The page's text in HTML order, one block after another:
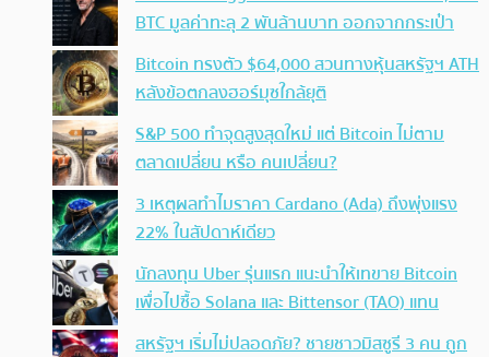
BTC มูลค่าทะลุ 2 พันล้านบาท ออกจากกระเป๋า
Bitcoin ทรงตัว $64,000 สวนทางหุ้นสหรัฐฯ ATH
หลังข้อตกลงฮอร์มุซใกล้ยุติ
S&P 500 ทำจุดสูงสุดใหม่ แต่ Bitcoin ไม่ตาม
ตลาดเปลี่ยน หรือ คนเปลี่ยน?
3 เหตุผลทำไมราคา Cardano (Ada) ถึงพุ่งแรง
22% ในสัปดาห์เดียว
นักลงทุน Uber รุ่นแรก แนะนำให้เทขาย Bitcoin
เพื่อไปซื้อ Solana และ Bittensor (TAO) แทน
สหรัฐฯ เริ่มไม่ปลอดภัย? ชายชาวมิสซูรี 3 คน ถูก